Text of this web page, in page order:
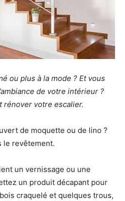
ou plus à la mode ? Et vous
de votre intérieur ?
rénover votre escalier.
de moquette ou de lino ?
le revêtement.
un vernissage ou une
un produit décapant pour
craquelé et quelques trous,